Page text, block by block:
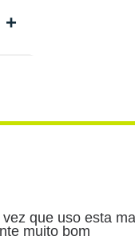
que uso esta
muito bom